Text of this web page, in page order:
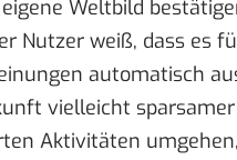
Weltbild
Nutzer weiß, dass es
automatisch
vielleicht
Aktivitäten